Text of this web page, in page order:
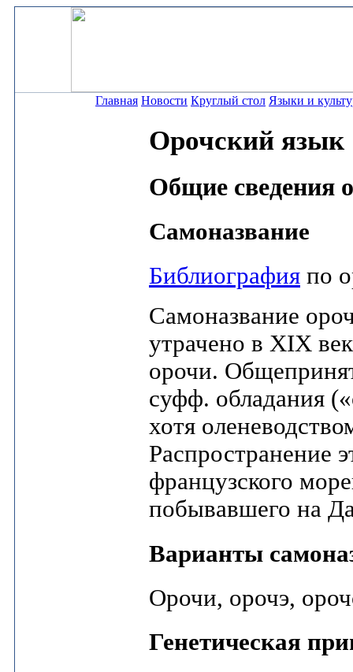
Главная Новости Круглый стол Языки и
Орочский язык
Общие сведения
Самоназвание
Библиография по
Самоназвание
утрачено в XIX
орочи.
суфф. обладания
хотя
Распространение
французского
побывавшего на
Варианты
Орочи, орочэ,
Генетическая